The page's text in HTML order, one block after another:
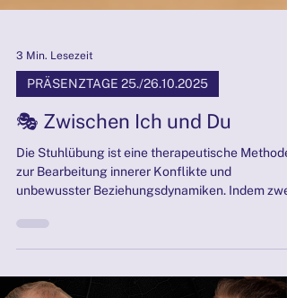
PRÄSENZTAGE 25./26.10.2025
🎭 Zwischen Ich und Du
Die Stuhlübung ist eine therapeutische Methode
zur Bearbeitung innerer Konflikte und
leere Stühle als symbolische Repräsentationen